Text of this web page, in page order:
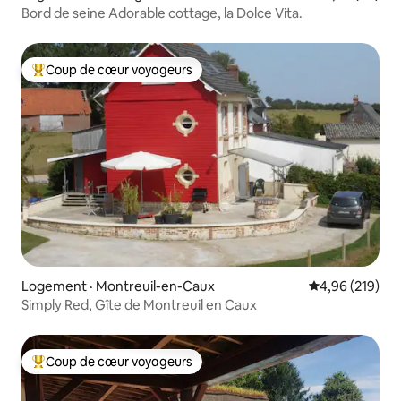
Bord de seine Adorable cottage, la Dolce Vita.
Coup de cœur voyageurs parmi les plus aimés
Coup de cœur voyageurs
Logement · Montreuil-en-Caux Note
4,96 (219)
Simply Red, Gîte de Montreuil en Caux
Coup de cœur voyageurs parmi les plus aimés
Coup de cœur voyageurs